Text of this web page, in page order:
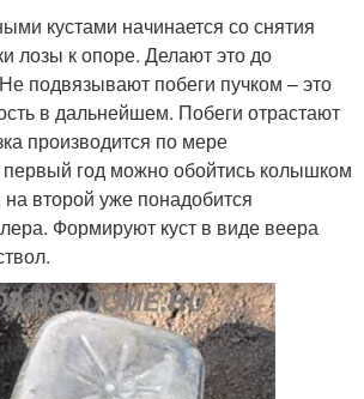
кустами начинается со снятия
лозы к опоре. Делают это до
подвязывают побеги пучком – это
в дальнейшем. Побеги отрастают
производится по мере
год можно обойтись колышком
на второй уже понадобится
Формируют куст в виде веера